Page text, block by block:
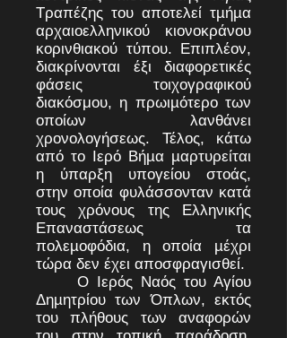
Τραπέζης του αποτελεί τµήµα
αρχαιοελληνικού κιονοκράνου
κορινθιακού τύπου. Επιπλέον,
διακρίνονται έξι διαφορετικές
φάσεις τοιχογραφικού
διακόσμου, η πρωιµότερο των
οποίων λανθάνει
χρονολογήσεως. Τέλος, κάτω
από το Ιερό Βήµα µαρτυρείται
η ύπαρξη υπογείου στοάς,
στην οποία φυλάσσονταν κατά
τους χρόνους της Ελληνικής
Επαναστάσεως τα
πολεµοφόδια, η οποία µέχρι
τώρα δεν έχει αποσφραγισθεί.
Ο Ιερός Ναός του Αγίου
Δηµητρίου των Όπλων, εκτός
του πλήθους των αναφορών